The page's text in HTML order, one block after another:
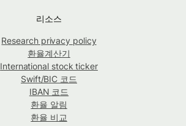
리소스
Research privacy policy
환율계산기
International stock ticker
Swift/BIC 코드
IBAN 코드
환율 알림
환율 비교